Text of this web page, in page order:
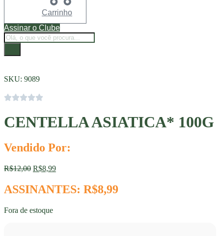
Carrinho
Assinar o Clube
Pesquisar
produtos
SKU: 9089
CENTELLA ASIATICA* 100G
Vendido Por:
R$12,00 O
original
era:
R$8,99O
atual
é:
ASSINANTES: R$8,99
Fora de estoque